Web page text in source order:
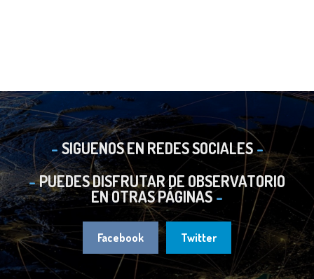
SIGUENOS EN REDES SOCIALES
PUEDES DISFRUTAR DE OBSERVATORIO
EN OTRAS PÁGINAS
Facebook Twitter